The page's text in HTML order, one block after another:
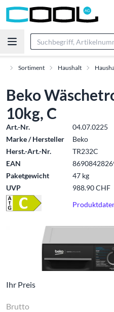
Sortiment Haushalt
Beko
10kg, C
Art.-Nr.
04.07.0225
Marke / Hersteller
Beko
Herst.-Art.-Nr.
TR232C
EAN
Paketgewicht
47 kg
UVP
988.90 CHF
Ihr Preis
Brutto